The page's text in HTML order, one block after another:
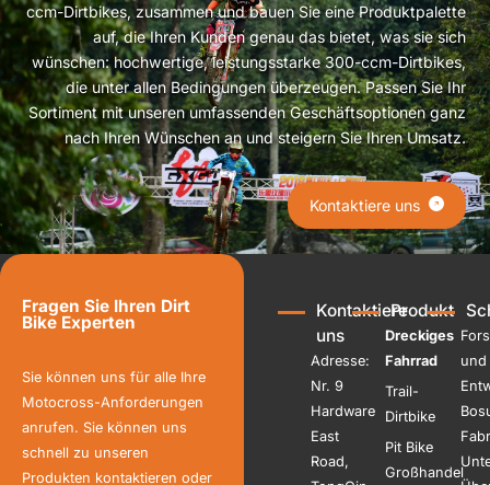
ccm-Dirtbikes, zusammen und bauen Sie eine Produktpalette
auf, die Ihren Kunden genau das bietet, was sie sich
wünschen: hochwertige, leistungsstarke 300-ccm-Dirtbikes,
die unter allen Bedingungen überzeugen. Passen Sie Ihr
Sortiment mit unseren umfassenden Geschäftsoptionen ganz
nach Ihren Wünschen an und steigern Sie Ihren Umsatz.
Kontaktiere uns
Fragen Sie Ihren Dirt
Bike Experten
Sie können uns für alle Ihre
Motocross-Anforderungen
anrufen. Sie können uns
schnell zu unseren
Produkten kontaktieren oder
Kontaktiere
uns
Adresse:
Nr. 9
Hardware
East
Road,
Produkt
Dreckiges
Fahrrad
Trail-
Dirtbike
Pit Bike
Großhandel
und